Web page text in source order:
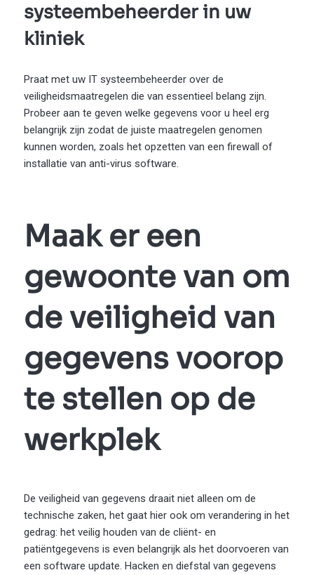
systeembeheerder in uw
kliniek
Praat met uw IT systeembeheerder over de
veiligheidsmaatregelen die van essentieel belang zijn.
Probeer aan te geven welke gegevens voor u heel erg
belangrijk zijn zodat de juiste maatregelen genomen
kunnen worden, zoals het opzetten van een firewall of
installatie van anti-virus software.
Maak er een
gewoonte van om
de veiligheid van
gegevens voorop
te stellen op de
werkplek
De veiligheid van gegevens draait niet alleen om de
technische zaken, het gaat hier ook om verandering in het
gedrag: het veilig houden van de cliënt- en
patiëntgegevens is even belangrijk als het doorvoeren van
een software update. Hacken en diefstal van gegevens